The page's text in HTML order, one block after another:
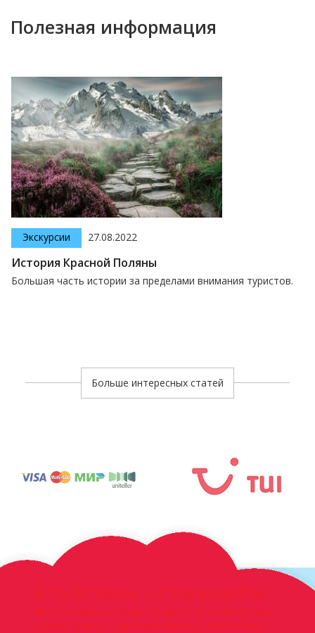
Полезная информация
Экскурсии 27.08.2022
История Красной Поляны
Большая часть истории за пределами внимания туристов.
Больше интересных статей
Есть вопросы — спрашивайте!
Не стесняйтесь, Наши специалисты помогут Вам,
окажут консультацию или запишут пожелания.